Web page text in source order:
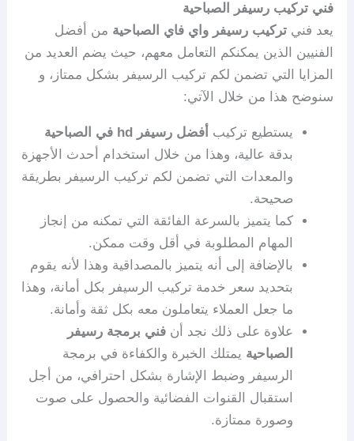
فني تركيب رسيفر الصباحية
يعد فنيتركيب رسيفر واي فاي الصباحية من أفضل
الفنيين الذين يمكنكم التعامل معهم، حيث يضم العديد من
المزايا التي تضمن لكم تركيب الرسيفر بشكل ممتاز، و
سنوضح هذا من خلال الآتي:
يستطيع تركيب أفضل رسيفر hd في الصباحية
بدقة عالية، وهذا من خلال استخدام أحدث الأجهزة
والمعدات التي تضمن لكم تركيب الرسيفر بطريقة
صحيحة.
كما يتميز بالسرعة الفائقة التي تمكنه من إنجاز
المهام المطلوبة في أقل وقت ممكن.
بالإضافة إلى أنه يتميز بالمصداقية وهذا لأنه يقوم
بتحديد سعر خدمة تركيب الرسيفر بكل أمانة، وهذا
ما جعل العملاء يتعاملون معه بكل ثقة وأمانة.
علاوة على ذلك نجد أنفني برمجة رسيفر
الصباحية يمتلك الخبرة والكفاءة في برمجة
الرسيفر وضبط الإشارة بشكل احترافي، من أجل
استقبال القنوات الفضائية والحصول على صوت
وصورة ممتازة.